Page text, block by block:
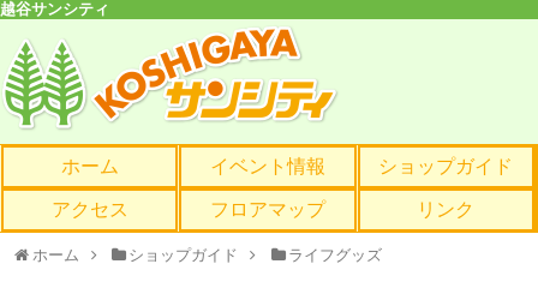
越谷サンシティ
ホーム イベント情報 ショップガイド
アクセス フロアマップ リンク
ホーム ショップガイド ライフグッズ